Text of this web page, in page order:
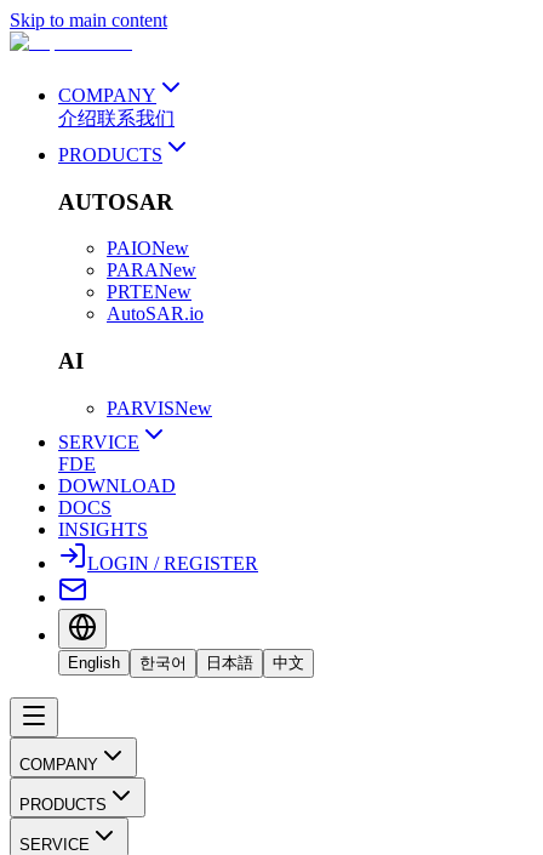
Skip to main content
COMPANY
介绍联系我们
PRODUCTS
AUTOSAR
PAIONew
PARANew
PRTENew
AutoSAR.io
AI
PARVISNew
SERVICE
FDE
DOWNLOAD
DOCS
INSIGHTS
LOGIN / REGISTER
English 한국어 日本語 中文
COMPANY
PRODUCTS
SERVICE